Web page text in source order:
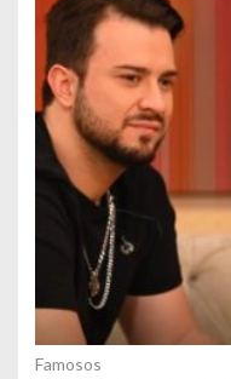
Famosos